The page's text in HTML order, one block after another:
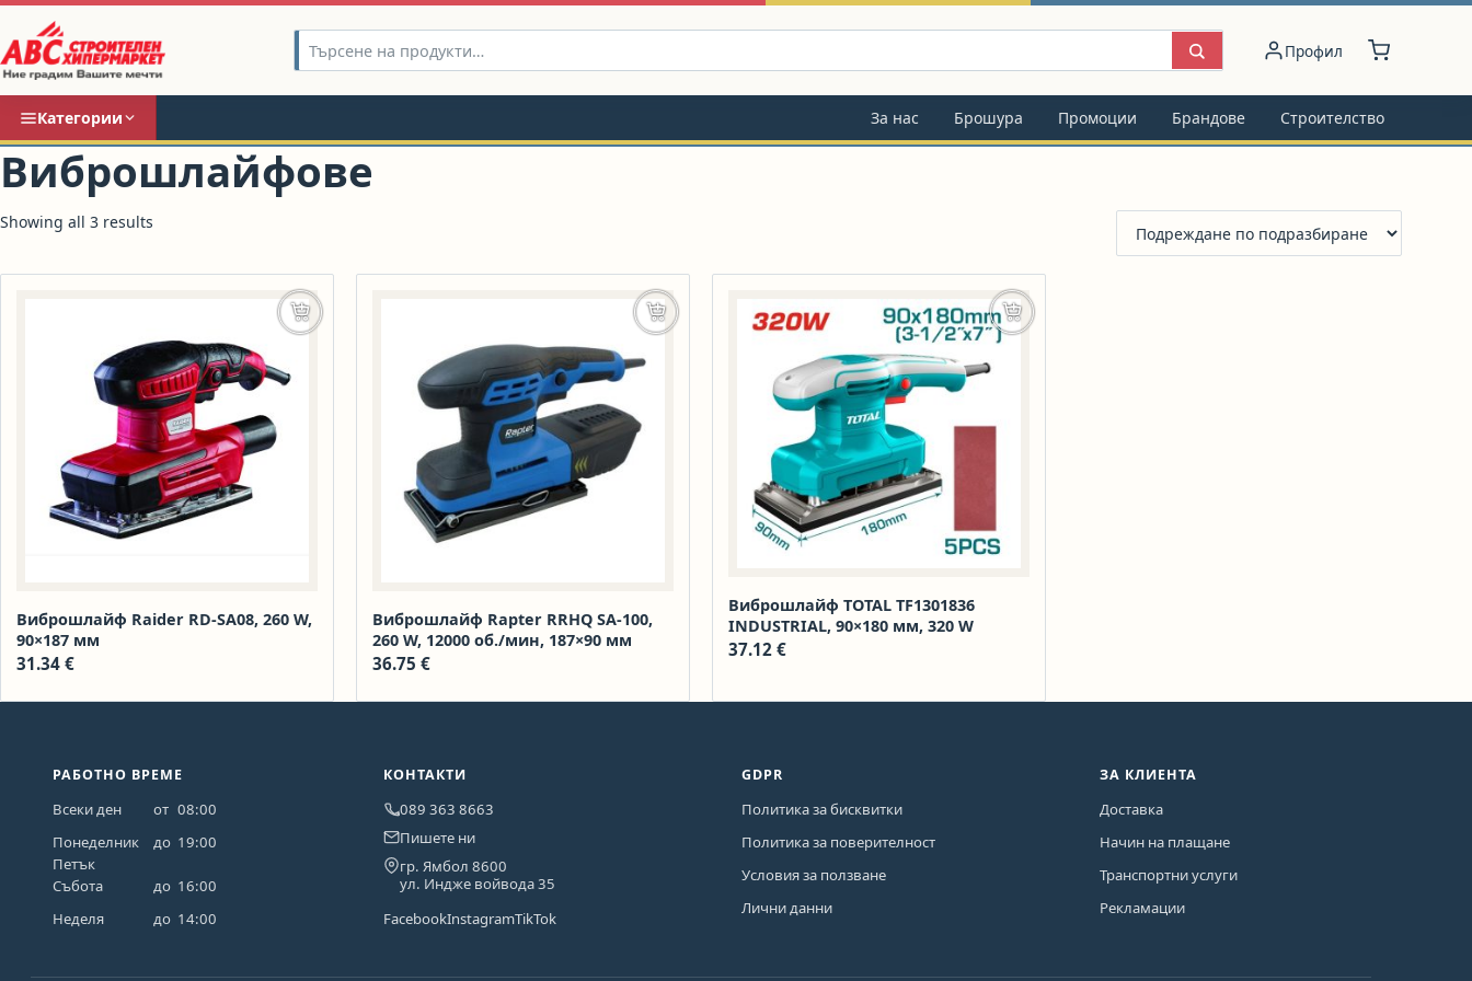
Профил
Категории За нас Брошура Промоции Брандове Строителство
Виброшлайфове
Showing all 3 results
Виброшлайф Raider RD-SA08, 260 W,
90×187 мм
31.34 €
Добавяне в количката
Виброшлайф Rapter RRHQ SA-100,
260 W, 12000 об./мин, 187×90 мм
36.75 €
Добавяне в количката
Виброшлайф TOTAL TF1301836
INDUSTRIAL, 90×180 мм, 320 W
37.12 €
Добавяне в количката
РАБОТНО ВРЕМЕ
Всеки ден от 08:00
Понеделник
до 19:00
Петък
Събота
до 16:00
Неделя
до 14:00
КОНТАКТИ
089 363 8663
Пишете ни
гр. Ямбол 8600
ул. Индже войвода 35
FacebookInstagramTikTok
GDPR
Политика за бисквитки
Политика за поверителност
Условия за ползване
Лични данни
ЗА КЛИЕНТА
Доставка
Начин на плащане
Транспортни услуги
Рекламации